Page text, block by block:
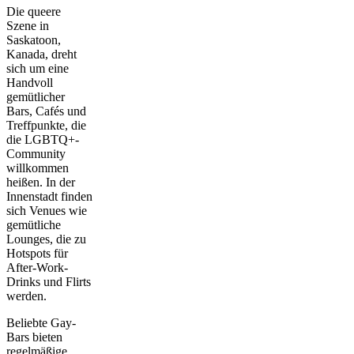
Die queere
Szene in
Saskatoon,
Kanada, dreht
sich um eine
Handvoll
gemütlicher
Bars, Cafés und
Treffpunkte, die
die LGBTQ+-
Community
willkommen
heißen. In der
Innenstadt finden
sich Venues wie
gemütliche
Lounges, die zu
Hotspots für
After-Work-
Drinks und Flirts
werden.
Beliebte Gay-
Bars bieten
regelmäßige